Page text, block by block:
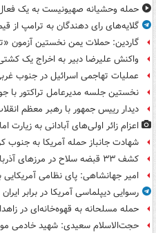
حمله وحشیانه صهیونیست به یک
گلایه‌های رای دهندگان به ترامپ از
گاردین: حملات یمن نخستین آزمون
واکنش علیرضا دبیر به اخراج یک
عملیات تهاجمی اسرائیل در جنوب
نخستین جلسه مدیرعامل تراکتور با
دیدار رییس جمهور با رهبر معظم
اعزام زائر اولی‌های آبادانی به زیارت
شهادت جانباز حمله آمریکا به جنوب
کشف ۳۳ قبضه سلاح در مرزهای آذربایجان غربی
امیر جهانشاهی: پای نظامی آمریکایی
رسوایی دیپلماسی آمریکا در برابر
حمله مسلحانه به قهوه‌خانه‌ای در زاهدان؛ ۲ نفر جان
حجت‌الاسلام سعیدی: شهید خادمی